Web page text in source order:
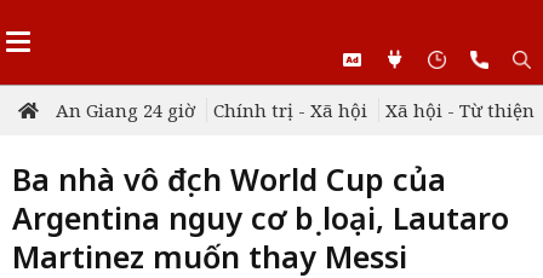
An Giang 24 giờ Chính trị - Xã hội Xã hội - Từ thiện
Ba nhà vô địch World Cup của
Argentina nguy cơ bị loại, Lautaro
Martinez muốn thay Messi